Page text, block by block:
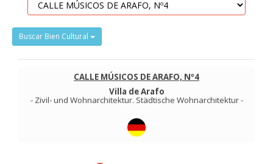
Buscar Bien Cultural
CALLE MÚSICOS DE ARAFO, Nº4
Villa de Arafo
- Zivil- und Wohnarchitektur. Städtische Wohnarchitektur-